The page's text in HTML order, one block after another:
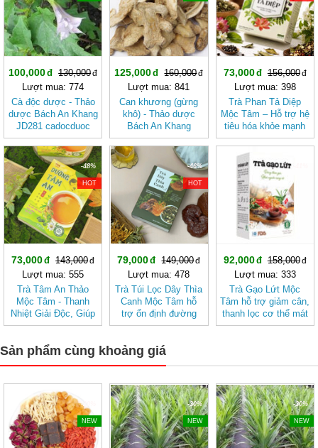
100,000
130,000
Lượt mua: 774
Cà độc dược - Thảo
dược Bách An Khang
JD281 cadocduoc
125,000
160,000
Lượt mua: 841
Can khương (gừng
khô) - Thảo dược
Bách An Khang
JD282 cankhuong
73,000
156,000
Lượt mua: 398
Trà Phan Tả Diệp
Mộc Tâm – Hỗ trợ hệ
tiêu hóa khỏe mạnh
-48%
HOT
73,000
143,000
Lượt mua: 555
Trà Tâm An Thảo
Mộc Tâm - Thanh
Nhiệt Giải Độc, Giúp
Ngủ Ngon
-46%
HOT
79,000
149,000
Lượt mua: 478
Trà Túi Lọc Dây Thìa
Canh Mộc Tâm hỗ
trợ ổn định đường
huyết
92,000
158,000
Lượt mua: 333
Trà Gạo Lứt Mộc
Tâm hỗ trợ giảm cân,
thanh lọc cơ thể mát
gan
Sản phẩm cùng khoảng giá
-20%
NEW
-30%
NEW
-30%
NEW